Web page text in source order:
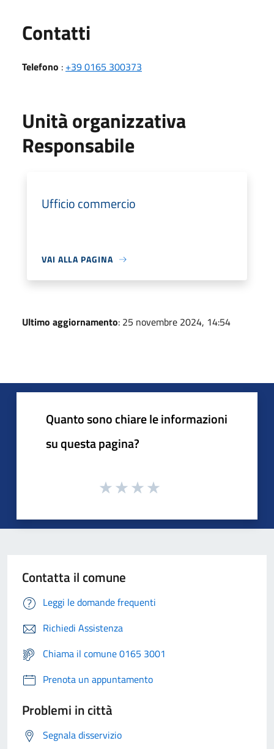
Contatti
Telefono : +39 0165 300373
Unità organizzativa
Responsabile
Ufficio commercio
VAI ALLA PAGINA
Ultimo aggiornamento: 25 novembre 2024, 14:54
Quanto sono chiare le informazioni
su questa pagina?
Contatta il comune
Leggi le domande frequenti
Richiedi Assistenza
Chiama il comune 0165 3001
Prenota un appuntamento
Problemi in città
Segnala disservizio